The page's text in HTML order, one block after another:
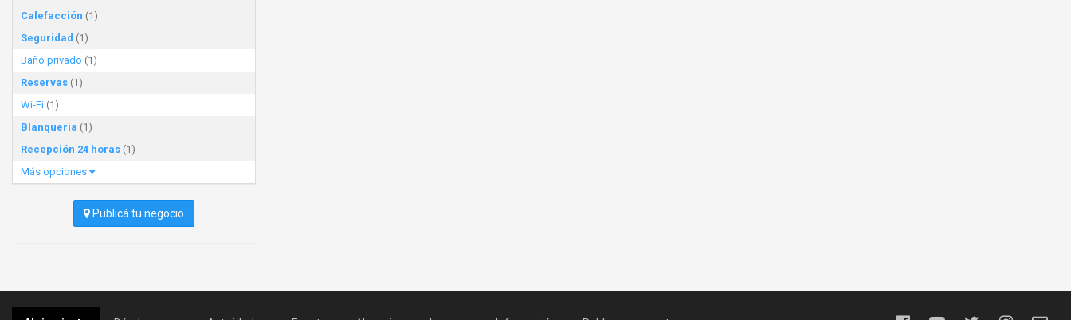
Calefacción (1)
Seguridad (1)
Baño privado (1)
Reservas (1)
Wi-Fi (1)
Blanquería (1)
Recepción 24 horas (1)
Más opciones
Publicá tu negocio